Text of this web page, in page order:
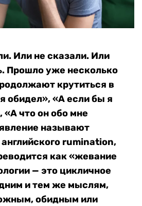
Или не сказали. Или
Прошло уже несколько
крутиться в
обидел», «А если бы я
«А что он обо мне
называют
rumination,
как «жевание
— это цикличное
и тем же мыслям,
обидным или